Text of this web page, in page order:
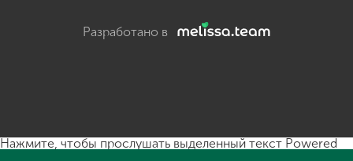
Разработано в
Нажмите, чтобы прослушать выделенный текст Powered